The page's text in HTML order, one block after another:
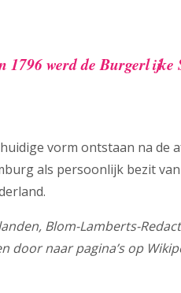
1796 werd de Burgerlijke
vorm ontstaan na de
als persoonlijk bezit
Blom-Lamberts-
door naar pagina’s op